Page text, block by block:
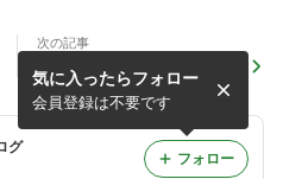
次の記事
グ
気に入ったらフォロー
会員登録は不要です
フォロー